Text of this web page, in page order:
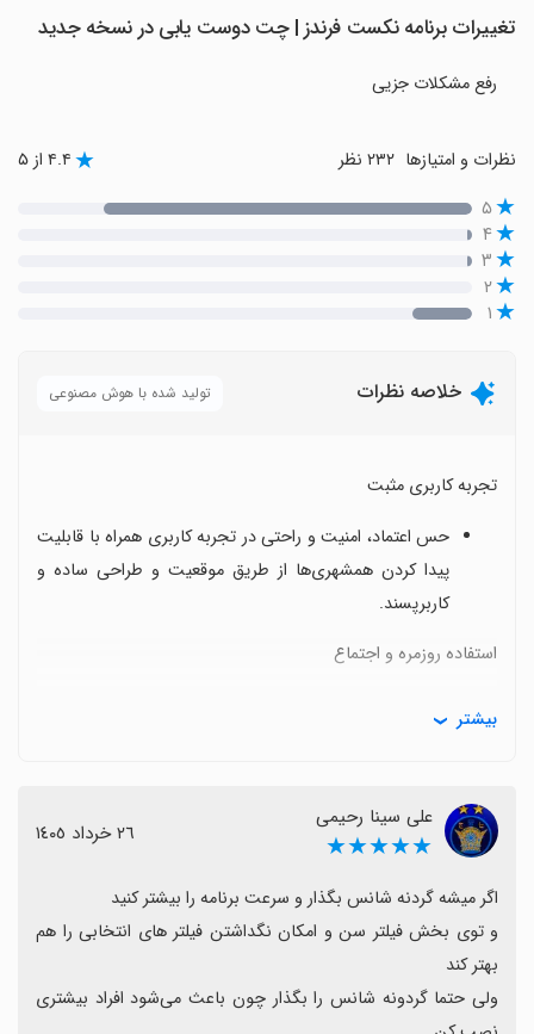
تغییرات برنامه ‏‏‏نکست فرندز | چت دوست یابی در نسخه جدید
رفع مشکلات جزیی
نظرات و امتیازها ۴.۴ از ۵
۵
۴
۳
۲
۱
خلاصه نظرات تولید شده با هوش مصنوعی
تجربه کاربری مثبت
حس اعتماد، امنیت و راحتی در تجربه کاربری همراه با قابلیت
پیدا کردن همشهری‌ها از طریق موقعیت و طراحی ساده و
کاربرپسند.
استفاده روزمره و اجتماع
مدل دسترسی و ارزش
می‌کند و امکانات رایگان زیادی دارد، هرچند برخی افراد از
وجود گزینه‌های پولی نیز صحبت می‌کنند.
مشکلات فعلی
بیشتر
علی سینا رحیمی
★★★★★ ٢٦ خرداد ١٤٠٥